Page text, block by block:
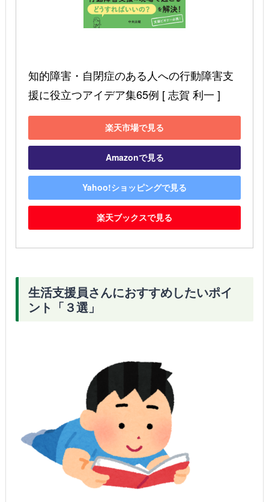
知的障害・自閉症のある人への行動障害支
援に役立つアイデア集65例 [ 志賀 利一 ]
楽天市場で見る
Amazonで見る
Yahoo!ショッピングで見る
楽天ブックスで見る
生活支援員さんにおすすめしたいポイ
ント「３選」